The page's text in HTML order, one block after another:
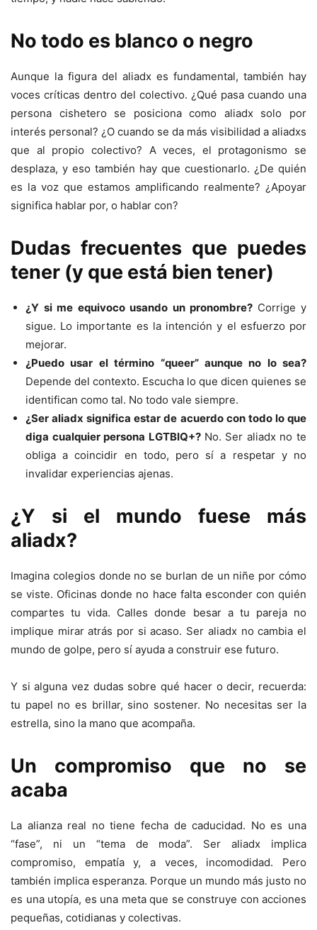
No todo es blanco o negro
Aunque la figura del aliadx es fundamental, también hay
voces críticas dentro del colectivo. ¿Qué pasa cuando una
persona cishetero se posiciona como aliadx solo por
interés personal? ¿O cuando se da más visibilidad a aliadxs
que al propio colectivo? A veces, el protagonismo se
desplaza, y eso también hay que cuestionarlo. ¿De quién
es la voz que estamos amplificando realmente? ¿Apoyar
significa hablar por, o hablar con?
Dudas frecuentes que puedes
tener (y que está bien tener)
¿Y si me equivoco usando un pronombre? Corrige y
sigue. Lo importante es la intención y el esfuerzo por
mejorar.
¿Puedo usar el término “queer” aunque no lo sea?
Depende del contexto. Escucha lo que dicen quienes se
identifican como tal. No todo vale siempre.
¿Ser aliadx significa estar de acuerdo con todo lo que
diga cualquier persona LGTBIQ+? No. Ser aliadx no te
obliga a coincidir en todo, pero sí a respetar y no
invalidar experiencias ajenas.
¿Y si el mundo fuese más
aliadx?
Imagina colegios donde no se burlan de un niñe por cómo
se viste. Oficinas donde no hace falta esconder con quién
compartes tu vida. Calles donde besar a tu pareja no
implique mirar atrás por si acaso. Ser aliadx no cambia el
mundo de golpe, pero sí ayuda a construir ese futuro.
Y si alguna vez dudas sobre qué hacer o decir, recuerda:
tu papel no es brillar, sino sostener. No necesitas ser la
estrella, sino la mano que acompaña.
Un compromiso que no se
acaba
La alianza real no tiene fecha de caducidad. No es una
“fase”, ni un “tema de moda”. Ser aliadx implica
compromiso, empatía y, a veces, incomodidad. Pero
también implica esperanza. Porque un mundo más justo no
es una utopía, es una meta que se construye con acciones
pequeñas, cotidianas y colectivas.